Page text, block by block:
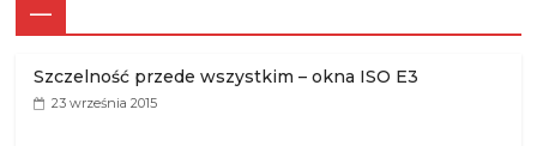
—
Szczelność przede wszystkim – okna ISO E3
23 września 2015